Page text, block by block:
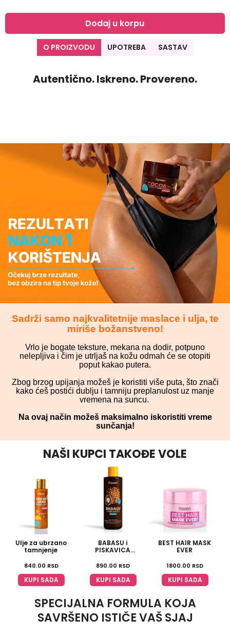
Dodaj u korpu
O PROIZVODU UPOTREBA SASTAV
Autentično. Iskreno. Provereno.
Sadrži samo najkvalitetnije maslace i ulja, te
miriše božanstveno!
Vrlo je bogate teksture, mekana na dodir, potpuno
nelepljiva i čim je utrljaš na kožu odmah će se otopiti
poput kakao putera.
Zbog brzog upijanja možeš je koristiti više puta, što znači
kako ćeš postići dublju i tamniju preplanulost uz manje
vremena na suncu.
Na ovaj način možeš maksimalno iskoristiti vreme
sunčanja!
NAŠI KUPCI TAKOĐE VOLE
Ulje za ubrzano
tamnjenje
840.00 RSD
KUPI SADA
BABASU i
PISKAVICA
šampon
890.00 RSD
KUPI SADA
BEST HAIR MASK
EVER
1800.00 RSD
KUPI SADA
SPECIJALNA FORMULA KOJA
SAVRŠENO ISTIČE VAŠ SJAJ